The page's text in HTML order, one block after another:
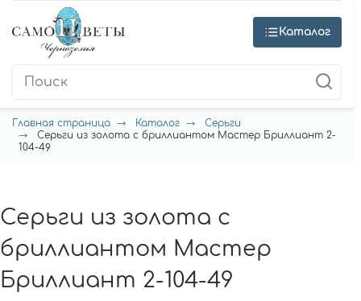
Каталог
Главная страница Каталог
Серьги
Серьги из золота с бриллиантом Мастер Бриллиант 2-
104-49
Серьги из золота с
бриллиантом Мастер
Бриллиант 2-104-49